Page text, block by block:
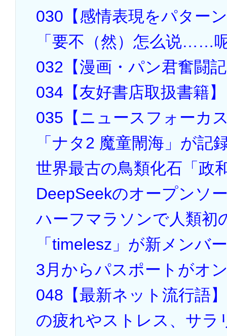
030【感情表現をパター
「要不（然）怎么说……
032【漫画・パン君奮闘
034【友好書店取扱書籍】
035【ニュースフォーカ
「ナタ2 魔童閙海」が記
世界最古の鳥類化石「政
DeepSeekのオープンソ
ハーフマラソンで人類初
「timelesz」が新メンバ
3月からパスポートがオ
048【最新ネット流行語
の疲れやストレス、サラ